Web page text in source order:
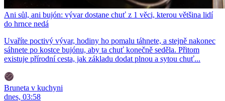
Ani sůl, ani bujón: vývar dostane chuť z 1 věci, kterou většina lidí
do hrnce nedá
Uvaříte poctivý vývar, hodiny ho pomalu táhnete, a stejně nakonec
sáhnete po kostce bujónu, aby ta chuť konečně seděla. Přitom
existuje přírodní cesta, jak základu dodat plnou a sytou chuť...
Bruneta v kuchyni
dnes, 03:58